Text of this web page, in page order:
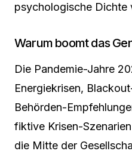
psychologische Dichte
Warum boomt das
Die Pandemie-Jahre
Energiekrisen,
Behörden-
fiktive Krisen-
die Mitte der